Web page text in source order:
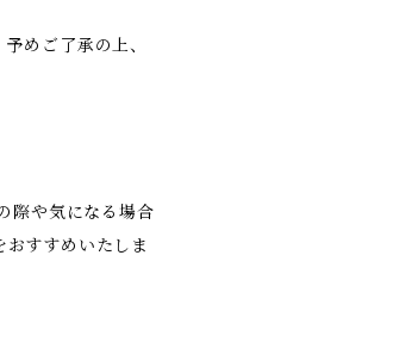
めご了承の上、
際や気になる場合
すすめいたしま